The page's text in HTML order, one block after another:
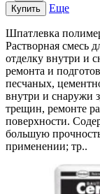
Купить Еще
Шпатлевка
Растворная смесь
отделку внутри и
ремонта и
песчаных,
внутри и снаружи
трещин, ремонте
поверхности.
большую
применении; тр..